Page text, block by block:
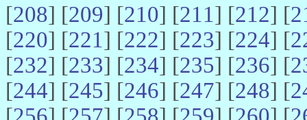
[208] [209] [210] [211] [212] [
[220] [221] [222] [223] [224] [
[232] [233] [234] [235] [236] [
[244] [245] [246] [247] [248] [